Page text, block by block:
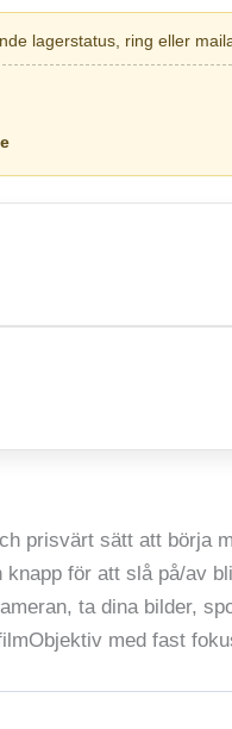
lagerstatus, ring eller
prisvärt sätt att börja
för att slå på/av
ta dina bilder,
med fast